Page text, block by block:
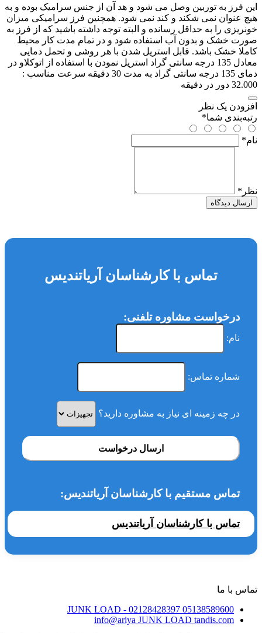
این فرز به توربین وصل می شود و هد آن از جنس سرامیک بوده و به
هیچ عنوان نمی شکند و کند نمی شود. همچنین فرز سرامیکی میزان
خونریزی را به حداقل رسانده و البته توجه داشته باشید که از فرز به
صورت خشک و بدون آب استفاده شود و در تمام مدت کار محیط
کاملا خشک باشد. قابل استریل شدن با هر روشی و تحمل دمایی
معادل 135 درجه سانتی گراد استریل نمودن با استفاده از اتوکلاو در
دمای 135 درجه سانتی گراد به مدت 30 دقیقه سرعت مناسب :
32.000 دور در دقیقه
افزودن یک نظر
رتبه‌بندی شما*
نام*
نظر *
ارسال دیدگاه
تماس با کارشناسان آریاتندیس
درخواست مشاوره تلفنی:
نام:
شماره تماس:
در چه زمینه ای نیاز به مشاوره دارید؟
ارسال درخواست
تماس مستقیم با کارشناسان آریاتندیس:
تماس با کارشناسان آریاتندیس
تماس با ما
05138589600
JUNK LOAD - 02128428397
info@ariya JUNK LOAD tandis.com